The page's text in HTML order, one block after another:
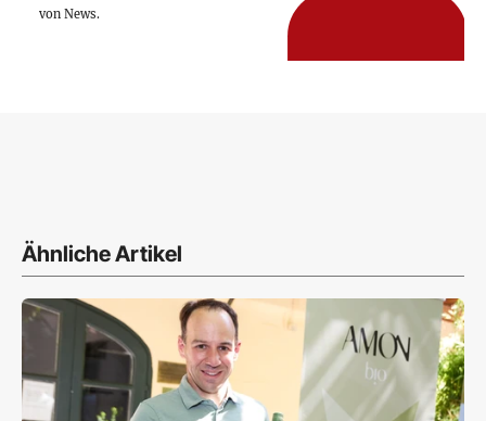
von News.
Ähnliche Artikel